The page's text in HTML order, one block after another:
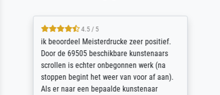
4.5 / 5
ik beoordeel Meisterdrucke zeer positief.
Door de 69505 beschikbare kunstenaars
scrollen is echter onbegonnen werk (na
stoppen begint het weer van voor af aan).
Als er naar een bepaalde kunstenaar